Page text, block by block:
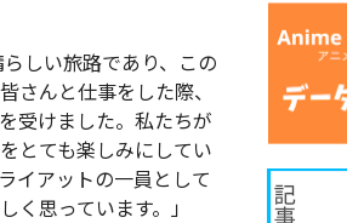
しい旅路であり、この
さんと仕事をした際、
受けました。私たちが
とても楽しみにしてい
イアットの一員として
思っています。」